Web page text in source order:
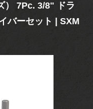
） 7Pc. 3/8" ドラ
バーセット | SXM